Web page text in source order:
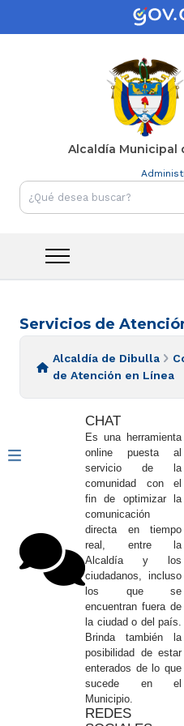
Alcaldía Municipal
Servicios de
Alcaldía de Dibulla
de Atención en Línea
CHAT​​
Es una herramienta
online puesta al
servicio de la
comunidad con el
fin de optimizar la
comunicación
directa en tiempo
real, entre la
Alcaldía y los
ciudadanos, incluso
los que se
encuentran fuera de
la ciudad o del país.
Brinda también la
posibilidad de estar
enterados de lo que
sucede en el
Municipio.
REDES